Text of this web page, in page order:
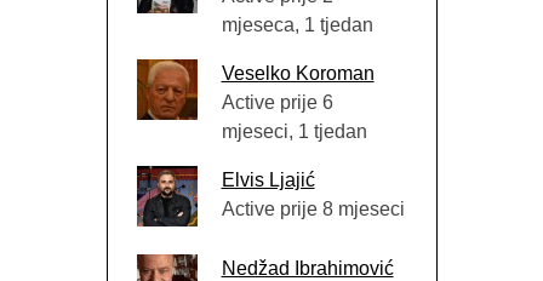
mjeseca, 1 tjedan
Veselko Koroman
Active prije 6
mjeseci, 1 tjedan
Elvis Ljajić
Active prije 8 mjeseci
Nedžad Ibrahimović